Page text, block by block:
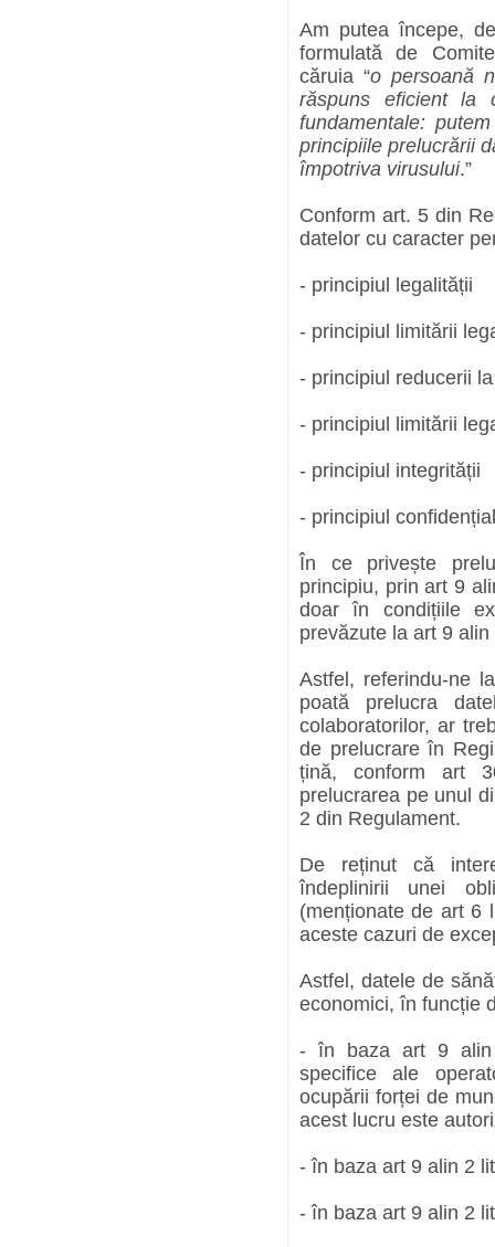
Am putea începe,
formulată de
căruia “o persoană
răspuns eficient la
fundamentale:
principiile prelucrării
împotriva virusului.”
Conform art. 5 din
datelor cu caracter
- principiul legalității
- principiul limitării
- principiul reducerii
- principiul limitării
- principiul integrității
- principiul
În ce privește
principiu, prin art 9
doar în condițiile
prevăzute la art 9
Astfel, referindu-ne
poată prelucra
colaboratorilor, ar
de prelucrare în
țină, conform art
prelucrarea pe unul
2 din Regulament.
De reținut că
îndeplinirii unei
(menționate de art
aceste cazuri de
Astfel, datele de
economici, în funcție
- în baza art 9 alin
specifice ale
ocupării forței de
acest lucru este
- în baza art 9 alin 2
- în baza art 9 alin 2